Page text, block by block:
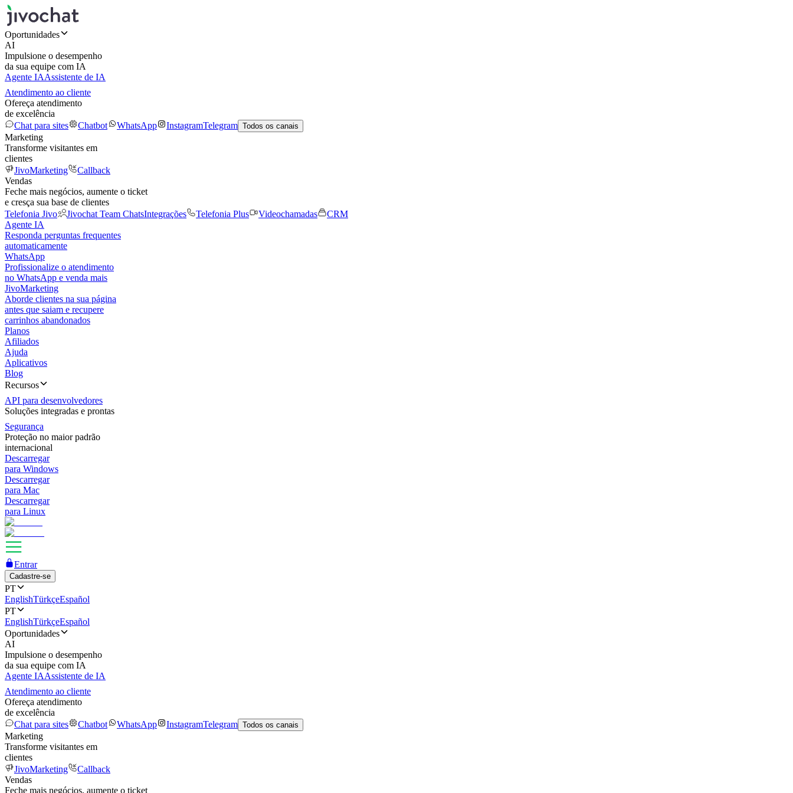
Oportunidades
AI
Impulsione o desempenho
da sua equipe com IA
Agente IAAssistente de IA
Atendimento ao cliente
Ofereça atendimento
de excelência
Chat para sites
Chatbot WhatsApp InstagramTelegram Todos os canais
Marketing
Transforme visitantes em
clientes
JivoMarketing
Callback
Vendas
Feche mais negócios, aumente o ticket
e cresça sua base de clientes
Telefonia Jivo
Jivochat Team ChatsIntegrações Telefonia Plus Videochamadas
CRM
Agente IA
Responda perguntas frequentes
automaticamente
WhatsApp
Profissionalize o atendimento
no WhatsApp e venda mais
JivoMarketing
Aborde clientes na sua página
antes que saiam e recupere
carrinhos abandonados
Planos
Afiliados
Ajuda
Aplicativos
Blog
Recursos
API para desenvolvedores
Soluções integradas e prontas
Segurança
Proteção no maior padrão
internacional
Descarregar
para Windows
Descarregar
para Mac
Descarregar
para Linux
Entrar
Cadastre-se
PT
EnglishTürkçeEspañol
PT
EnglishTürkçeEspañol
Oportunidades
AI
Impulsione o desempenho
da sua equipe com IA
Agente IAAssistente de IA
Atendimento ao cliente
Ofereça atendimento
de excelência
Chat para sites
Chatbot WhatsApp InstagramTelegram Todos os canais
Marketing
Transforme visitantes em
clientes
JivoMarketing
Callback
Vendas
Feche mais negócios, aumente o ticket